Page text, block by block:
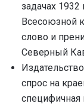
задачах 1932
Всесоюзной
слово и
Северный
спрос на
специфичная